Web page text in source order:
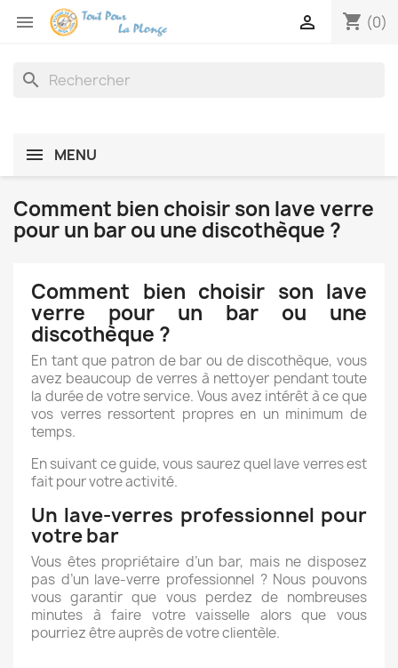
 shopping_cart (0)

search
MENU
Comment bien choisir son lave verre
pour un bar ou une discothèque ?
Comment bien choisir son lave
verre pour un bar ou une
discothèque ?
En tant que patron de bar ou de discothèque, vous
avez beaucoup de verres à nettoyer pendant toute
la durée de votre service. Vous avez intérêt à ce que
vos verres ressortent propres en un minimum de
temps.
En suivant ce guide, vous saurez quel lave verres est
fait pour votre activité.
Un lave-verres professionnel pour
votre bar
Vous êtes propriétaire d’un bar, mais ne disposez
pas d’un lave-verre professionnel ? Nous pouvons
vous garantir que vous perdez de nombreuses
minutes à faire votre vaisselle alors que vous
pourriez être auprès de votre clientèle.